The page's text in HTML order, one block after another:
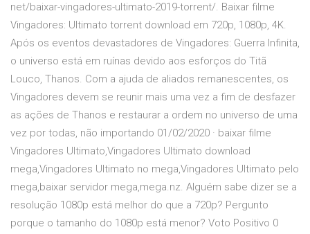
net/baixar-vingadores-ultimato-2019-torrent/. Baixar filme
Vingadores: Ultimato torrent download em 720p, 1080p, 4K.
Após os eventos devastadores de Vingadores: Guerra Infinita,
o universo está em ruínas devido aos esforços do Titã
Louco, Thanos. Com a ajuda de aliados remanescentes, os
Vingadores devem se reunir mais uma vez a fim de desfazer
as ações de Thanos e restaurar a ordem no universo de uma
vez por todas, não importando 01/02/2020 · baixar filme
Vingadores Ultimato,Vingadores Ultimato download
mega,Vingadores Ultimato no mega,Vingadores Ultimato pelo
mega,baixar servidor mega,mega.nz. Alguém sabe dizer se a
resolução 1080p está melhor do que a 720p? Pergunto
porque o tamanho do 1080p está menor? Voto Positivo 0